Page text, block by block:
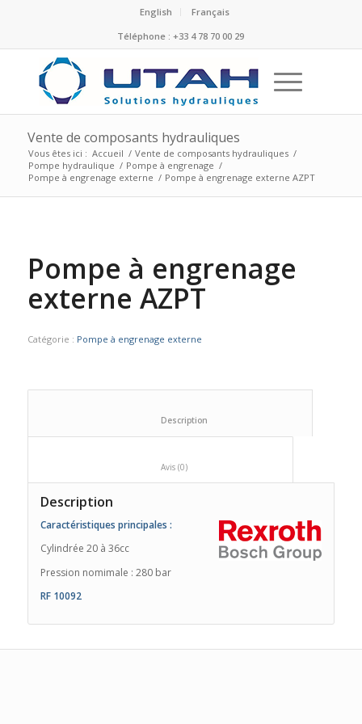
English
Français
Téléphone : +33 4 78 70 00 29
Vente de composants hydrauliques
Vous êtes ici : Accueil / Vente de composants hydrauliques /
Pompe hydraulique / Pompe à engrenage /
Pompe à engrenage externe / Pompe à engrenage externe AZPT
Pompe à engrenage
externe AZPT
Catégorie : Pompe à engrenage externe
						Avis (0)
Description
Caractéristiques principales :
Cylindrée 20 à 36cc
Pression nomimale : 280 bar
RF 10092